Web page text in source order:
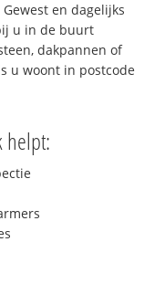
en dagelijks
u in de buurt
dakpannen of
u woont in postcode
helpt: